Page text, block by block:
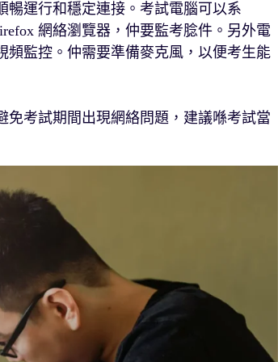
暢運行和穩定連接。考試電腦可以系
網絡瀏覽器，仲要監考腍件。另外電
頻監控。仲需要準備麥克風，以便考生能
考試期間出現網絡問題，建議喺考試當